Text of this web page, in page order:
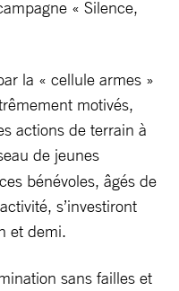
« Silence,
la « cellule armes »
motivés,
actions de terrain à
de jeunes
bénévoles, âgés de
s’investiront
et demi.
sans failles et